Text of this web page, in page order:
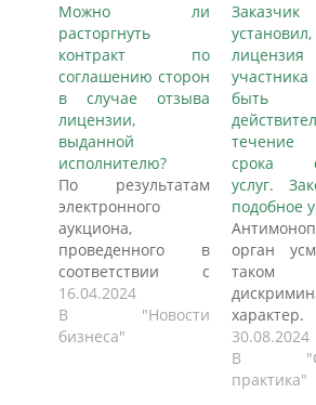
Можно ли
расторгнуть
контракт по
соглашению сторон
в случае отзыва
лицензии,
выданной
исполнителю?
По результатам
электронного
аукциона,
проведенного в
соответствии с
Законом N 44-ФЗ,
был заключен
контракт на
16.04.2024
В "Новости
бизнеса"
Заказчик
лицензия
быть
срока
услуг.
подобное
орган
таком
мнению
оно
30.08.2024
В
практика"